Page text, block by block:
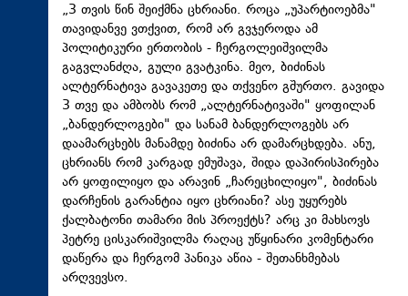
„3 თვის წინ შეიქმნა ცხრიანი. როცა „უპარტიოებმა"
თავიდანვე ვთქვით, რომ არ გვჯეროდა ამ
პოლიტიკური ერთობის - ჩერგოლეიშვილმა
გაგვლანძღა, გული გვატკინა. მეო, ბიძინას
ალტერნატივა გავაკეთე და თქვენო გშურთო. გავიდა
3 თვე და ამბობს რომ „ალტერნატივაში" ყოფილან
„ბანდერლოგები" და სანამ ბანდერლოგებს არ
დაამარცხებს მანამდე ბიძინა არ დამარცხდება. ანუ,
ცხრიანს რომ კარგად ემუშავა, შიდა დაპირისპირება
არ ყოფილიყო და არავინ „ჩარეცხილიყო", ბიძინას
დარჩენის გარანტია იყო ცხრიანი? ასე უყურებს
ქალბატონი თამარი მის პროექტს? არც კი მახსოვს
პეტრე ცისკარიშვილმა რაღაც უწყინარი კომენტარი
დაწერა და ჩერგომ პანიკა აწია - შეთანხმებას
არღვევსო.